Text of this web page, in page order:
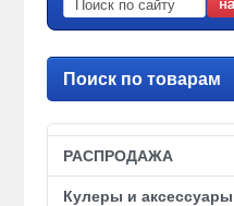
Поиск по товарам
РАСПРОДАЖА
Кулеры и аксессуары